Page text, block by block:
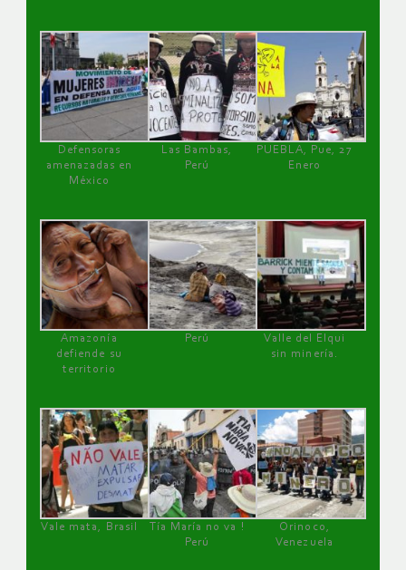
Defensoras
amenazadas en
México
Las Bambas,
Perú
PUEBLA, Pue, 27
Enero
Amazonía
defiende su
territorio
Perú
Valle del Elqui
sin minería.
Vale mata, Brasil
Tía María no va !
Perú
Orinoco,
Venezuela